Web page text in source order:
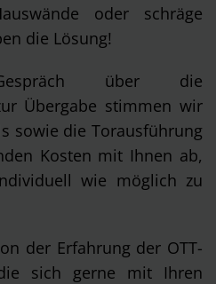
oder schräge
die Lösung!
über die
Übergabe stimmen wir
sowie die Torausführung
Kosten mit Ihnen ab,
wie möglich zu
der Erfahrung der OTT-
die sich gerne mit Ihren